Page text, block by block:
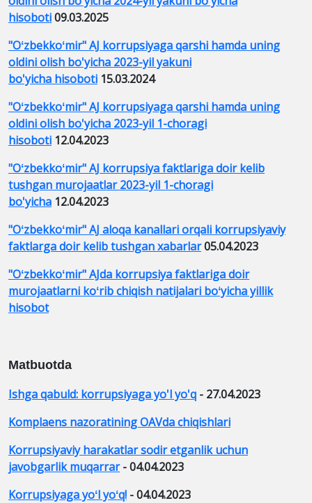
hisoboti09.03.2025
"Oʻzbekkoʻmir" AJ korrupsiyaga qarshi hamda uning
oldini olish bo'yicha 2023-yil yakuni
bo'yicha hisoboti 15.03.2024
"Oʻzbekkoʻmir" AJ korrupsiyaga qarshi hamda uning
oldini olish bo'yicha 2023-yil 1-choragi
hisoboti 12.04.2023
"Oʻzbekkoʻmir" AJ korrupsiya faktlariga doir kelib
tushgan murojaatlar 2023-yil 1-choragi
bo'yicha 12.04.2023
"Oʻzbekkoʻmir" AJ aloqa kanallari orqali korrupsiyaviy
faktlarga doir kelib tushgan xabarlar05.04.2023
"Oʻzbekkoʻmir" AJda korrupsiya faktlariga doir
murojaatlarni koʻrib chiqish natijalari boʻyicha yillik
hisobot
Matbuotda
Ishga qabuld: korrupsiyaga yo'l yo'q - 27.04.2023
Komplaens nazoratining OAVda chiqishlari
Korrupsiyaviy harakatlar sodir etganlik uchun
javobgarlik muqarrar- 04.04.2023
Korrupsiyaga yoʻl yoʻq! - 04.04.2023